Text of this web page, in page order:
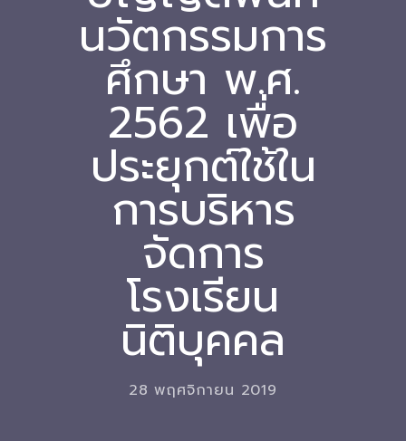
-- วีดิทัศน์นำเสนอสถานศึกษานำร่อง
-- ปฏิทินการขับเคลื่อนพื้นที่นวัตกรรมการศึกษา
Download
-- หนังสือและเอกสาร
-- กฎหมาย
---- เจตนารมณ์ของ พ.ร.บ.
---- พ.ร.บ. และอนุบัญญัติ
---- พ.ร.ฎ. ขยายเวลาใช้บังคับ พ.ร.บ.พื้นที่นวัตกรรมการ
ศึกษา พ.ศ. 252 พ.ศ. 2569
---- รายงานการประเมินผลสัมฤทธิ์ พ.ร.บ.พื้นที่นวัตกรรม
นวัตกรรมการ
ศึกษา พ.ศ.
2562 เพื่อ
ประยุกต์ใช้ใน
การบริหาร
จัดการ
โรงเรียน
นิติบุคคล
28 พฤศจิกายน 2019